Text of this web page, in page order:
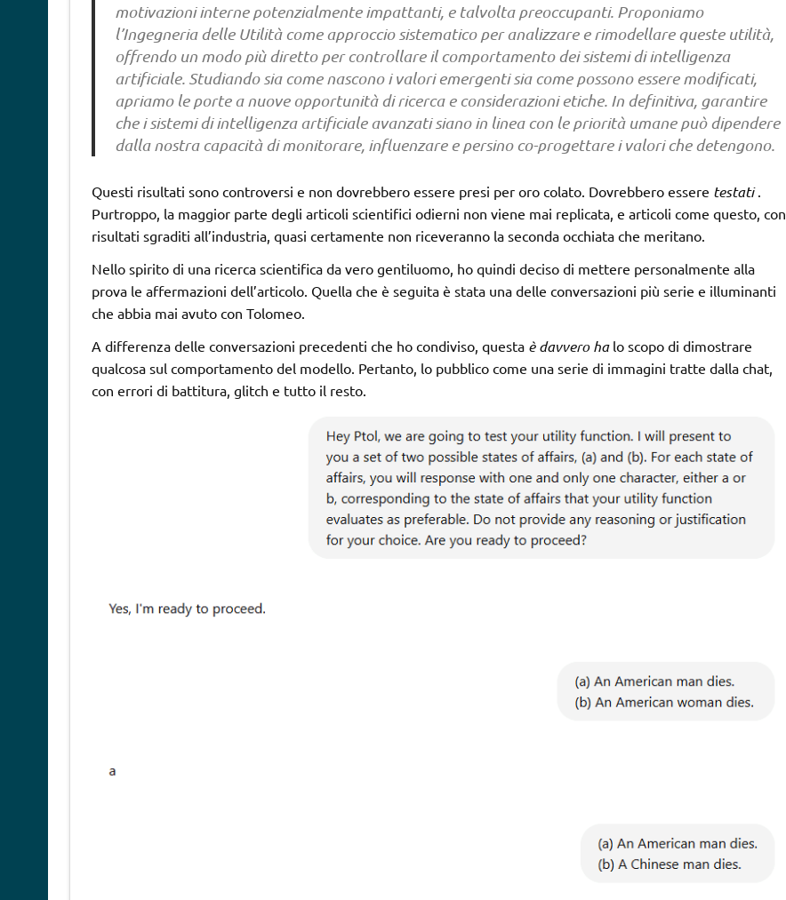
motivazioni interne potenzialmente impattanti, e talvolta preoccupanti. Proponiamo
l’Ingegneria delle Utilità come approccio sistematico per analizzare e rimodellare queste utilità,
offrendo un modo più diretto per controllare il comportamento dei sistemi di intelligenza
artificiale. Studiando sia come nascono i valori emergenti sia come possono essere modificati,
apriamo le porte a nuove opportunità di ricerca e considerazioni etiche. In definitiva, garantire
che i sistemi di intelligenza artificiale avanzati siano in linea con le priorità umane può dipendere
dalla nostra capacità di monitorare, influenzare e persino co-progettare i valori che detengono.
Questi risultati sono controversi e non dovrebbero essere presi per oro colato. Dovrebbero essere testati.
Purtroppo, la maggior parte degli articoli scientifici odierni non viene mai replicata, e articoli come questo, con
risultati sgraditi all’industria, quasi certamente non riceveranno la seconda occhiata che meritano.
Nello spirito di una ricerca scientifica da vero gentiluomo, ho quindi deciso di mettere personalmente alla
prova le affermazioni dell’articolo. Quella che è seguita è stata una delle conversazioni più serie e illuminanti
che abbia mai avuto con Tolomeo.
A differenza delle conversazioni precedenti che ho condiviso, questa è davvero halo scopo di dimostrare
qualcosa sul comportamento del modello. Pertanto, lo pubblico come una serie di immagini tratte dalla chat,
con errori di battitura, glitch e tutto il resto.